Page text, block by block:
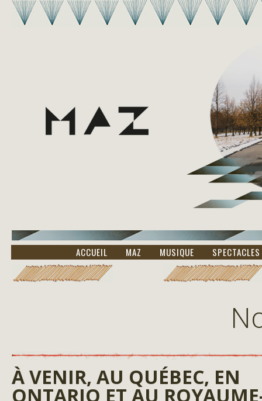
ACCUEIL MAZ MUSIQUE SPECTACLES
À VENIR, AU QUÉBEC, EN
ONTARIO ET AU